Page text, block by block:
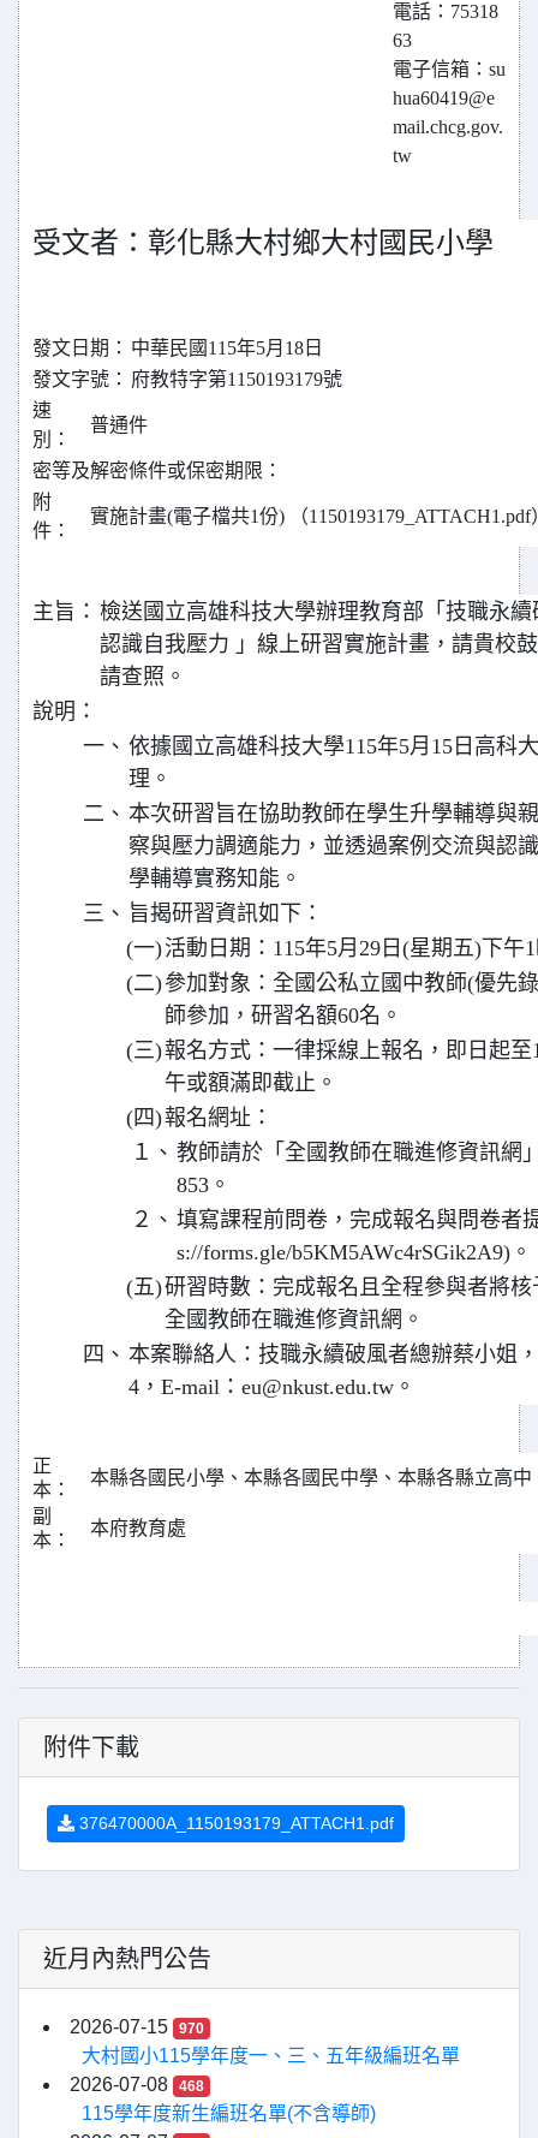
電話：75318
63
電子信箱：su
hua60419@e
mail.chcg.gov.
tw
受文者：彰化縣大村鄉大村國民小學
發文日期： 中華民國115年5月18日
發文字號： 府教特字第1150193179號
速
別：
普通件
密等及解密條件或保密期限：
附
件：
實施計畫(電子檔共1份) （1150193179_ATTACH1.pdf
主旨： 檢送國立高雄科技大學辦理教育部「技職永
認識自我壓力 」線上研習實施計畫，請貴校
請查照。
說明：
一、 依據國立高雄科技大學115年5月15日高科
理。
二、 本次研習旨在協助教師在學生升學輔導與
察與壓力調適能力，並透過案例交流與認
學輔導實務知能。
三、 旨揭研習資訊如下：
(一)活動日期：115年5月29日(星期五)下午
(二)參加對象：全國公私立國中教師(優先
師參加，研習名額60名。
(三)報名方式：一律採線上報名，即日起至
午或額滿即截止。
(四)報名網址：
１、 教師請於「全國教師在職進修資訊網
853。
２、 填寫課程前問卷，完成報名與問卷者
s://forms.gle/b5KM5AWc4rSGik2A9)。
(五)研習時數：完成報名且全程參與者將
全國教師在職進修資訊網。
四、 本案聯絡人：技職永續破風者總辦蔡小姐
4，E-mail：eu@nkust.edu.tw。
正
本：
本縣各國民小學、本縣各國民中學、本縣各縣立高中
副
本：
本府教育處
附件下載
376470000A_1150193179_ATTACH1.pdf
近月內熱門公告
2026-07-15 970
大村國小115學年度一、三、五年級編班名單
2026-07-08
468
115學年度新生編班名單(不含導師)